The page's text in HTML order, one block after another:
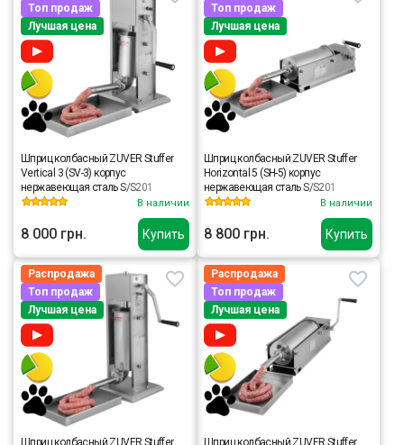
Купить
Топ продаж
Лучшая цена
Шприц колбасный ZUVER Stuffer
Vertical 3 (SV-3) корпус
нержавеющая сталь S/S201
(премиальная марка), крепкие
шестерни, 2 скорости, 5 насадок, 2
уплотнительных кольца
В наличии
8 000 грн. Купить
Топ продаж
Лучшая цена
Шприц колбасный ZUVER Stuffer
Horizontal 5 (SH-5) корпус
нержавеющая сталь S/S201
(премиальная марка), крепкие
шестерни, 2 скорости, 5 насадок, 2
уплотнительных кольца
В наличии
8 800 грн.
Распродажа
Топ продаж
Лучшая цена
Шприц колбасный ZUVER Stuffer
Распродажа
Топ продаж
Лучшая цена
Шприц колбасный ZUVER Stuffer